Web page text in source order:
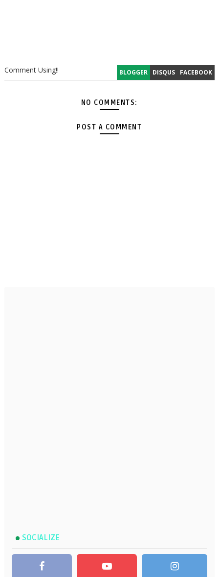
BLOGGER DISQUS FACEBOOK
Comment Using!!
NO COMMENTS:
POST A COMMENT
SOCIALIZE